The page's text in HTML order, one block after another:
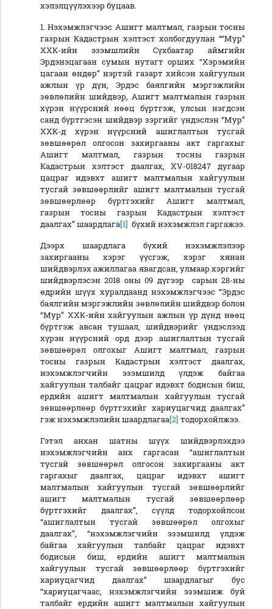
хэлэлцүүлэхээр буцаав.
1. Нэхэмжлэгчээс Ашигт малтмал, газрын тосны
газрын Кадастрын хэлтэст холбогдуулан ““Мур”
ХХК-ийн эзэмшлийн Сүхбаатар аймгийн
Эрдэнэцагаан сумын нутагт орших “Хэрэмийн
цагаан өндөр” нэртэй газарт хийсэн хайгуулын
ажлын үр дүн, Эрдэс баялгийн мэргэжлийн
зөвлөлийн шийдвэр, Ашигт малтмалын газрын
хүрэн нүүрсний нөөц бүртгэж, улсын нэгдсэн
санд бүртгэсэн шийдвэр зэргийг үндэслэн “Мур”
ХХК-д хүрэн нүүрсний ашиглалтын тусгай
зөвшөөрөл олгосон захиргааны акт гаргахыг
Ашигт малтмал, газрын тосны газрын
Кадастрын хэлтэст даалгах, XV-018247 дугаар
цацраг идэвхт ашигт малтмалын хайгуулын
тусгай зөвшөөрлийг ашигт малтмалын тусгай
зөвшөөрлөөр бүртгэхийг Ашигт малтмал,
газрын тосны газрын Кадастрын хэлтэст
даалгах” шаардлага[1] бүхий нэхэмжлэл гаргажээ.
Дээрх шаардлага бүхий нэхэмжлэлээр
захиргааны хэрэг үүсгэж, хэрэг хянан
шийдвэрлэх ажиллагаа явагдсан, улмаар хэргийг
шийдвэрлэсэн 2018 оны 09 дүгээр сарын 28-ны
өдрийн шүүх хуралдаанд нэхэмжлэгчээс “Эрдэс
баялгийн мэргэжлийн зөвлөлийн шийдвэр болон
“Мур” ХХК-ийн хайгуулын ажлын үр дүнд нөөц
бүртгэж авсан тушаал, шийдвэрийг үндэслээд
хүрэн нүүрсний орд дээр ашиглалтын тусгай
зөвшөөрөл олгохыг Ашигт малтмал, газрын
тосны газрын Кадастрын хэлтэст даалгах,
нэхэмжлэгчийн эзэмшилд үлдэж байгаа
хайгуулын талбайг цацраг идэвхт бодисын биш,
ердийн ашигт малтмалын хайгуулын тусгай
зөвшөөрлөөр бүртгэхийг хариуцагчид даалгах”
гэж нэхэмжлэлийн шаардлагаа[2] тодорхойлжээ.
Гэтэл анхан шатны шүүх шийдвэрлэхдээ
нэхэмжлэгчийн анх гаргасан “ашиглалтын
тусгай зөвшөөрөл олгосон захиргааны акт
гаргахыг даалгах, цацраг идэвхт ашигт
малтмалын хайгуулын тусгай зөвшөөрлийг
ашигт малтмалын тусгай зөвшөөрлөөр
бүртгэхийг даалгах”, сүүлд тодорхойлсон
“ашиглалтын тусгай зөвшөөрөл олгохыг
даалгах”, “нэхэмжлэгчийн эзэмшилд үлдэж
байгаа хайгуулын талбайг цацраг идэвхт
бодисын биш, ердийн ашигт малтмалын
хайгуулын тусгай зөвшөөрлөөр бүртгэхийг
хариуцагчид даалгах” шаардлагыг бус
“хариуцагчаас, нэхэмжлэгчийн эзэмшиж буй
талбайг ердийн ашигт малтмалын хайгуулын